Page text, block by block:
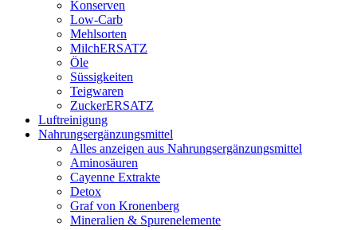
Konserven
Low-Carb
Mehlsorten
MilchERSATZ
Öle
Süssigkeiten
Teigwaren
ZuckerERSATZ
Luftreinigung
Nahrungsergänzungsmittel
Alles anzeigen aus Nahrungsergänzungsmittel
Aminosäuren
Cayenne Extrakte
Detox
Graf von Kronenberg
Mineralien & Spurenelemente